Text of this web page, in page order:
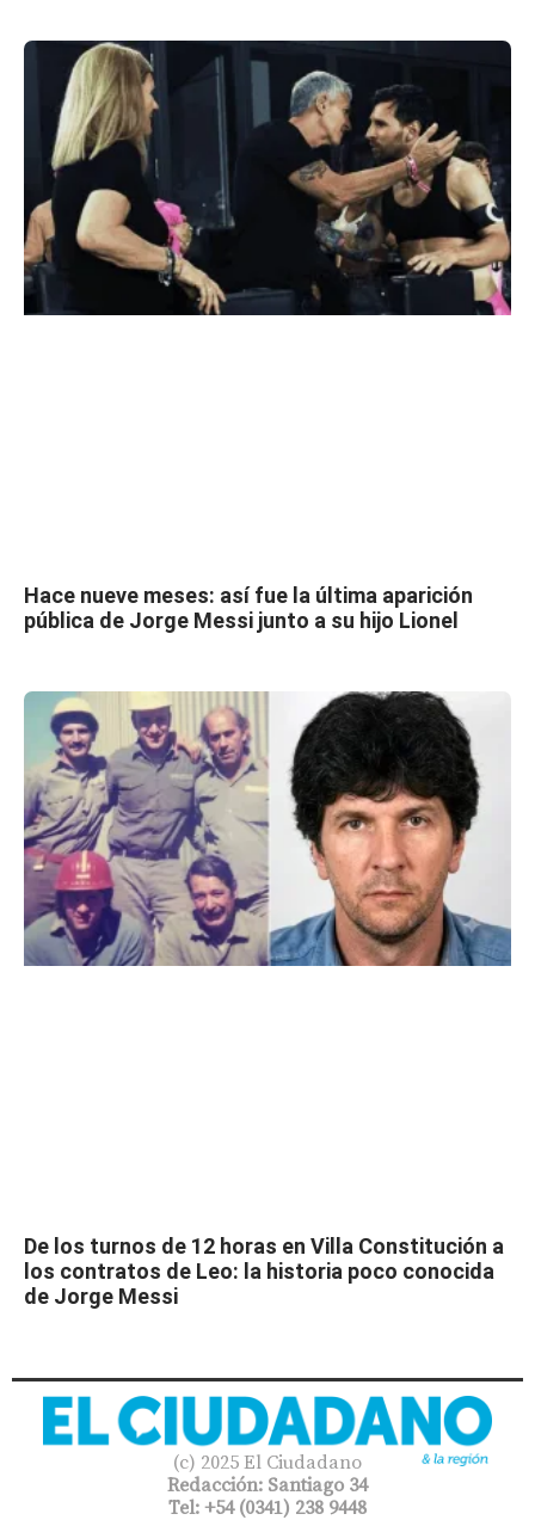
Hace nueve meses: así fue la última aparición
pública de Jorge Messi junto a su hijo Lionel
De los turnos de 12 horas en Villa Constitución a
los contratos de Leo: la historia poco conocida
de Jorge Messi
(c) 2025 El Ciudadano
Redacción: Santiago 34
Tel: +54 (0341) 238 9448